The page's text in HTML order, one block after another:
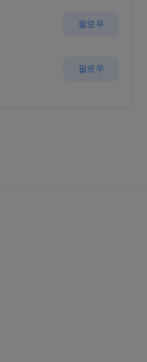
팔로우
팔로우